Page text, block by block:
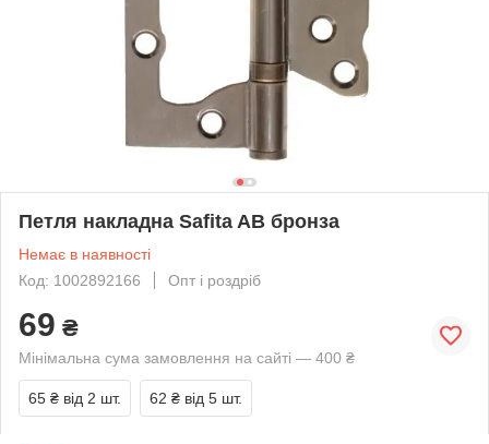
Петля накладна Safita AB бронза
Немає в наявності
Код: 1002892166
Опт і роздріб
69 ₴
Мінімальна сума замовлення на сайті — 400 ₴
65 ₴ від 2 шт. 62 ₴ від 5 шт.